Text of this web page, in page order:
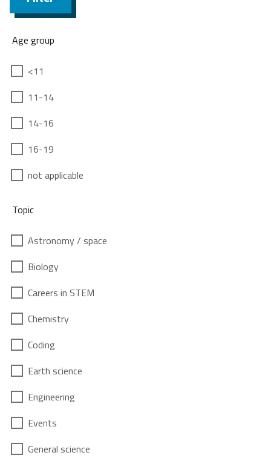
Age group
<11
11-14
14-16
16-19
not applicable
Topic
Astronomy / space
Biology
Careers in STEM
Chemistry
Coding
Earth science
Engineering
Events
General science